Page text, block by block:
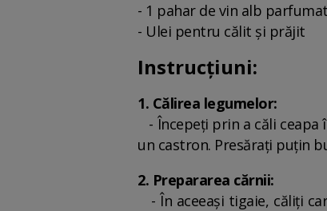
- 1 pahar de vin alb parfumat
- Ulei pentru călit și prăjit
Instrucțiuni:
1. Călirea legumelor:
- Începeți prin a căli ceapa
un castron. Presărați puțin
2. Prepararea cărnii:
- În aceeași tigaie, căliți